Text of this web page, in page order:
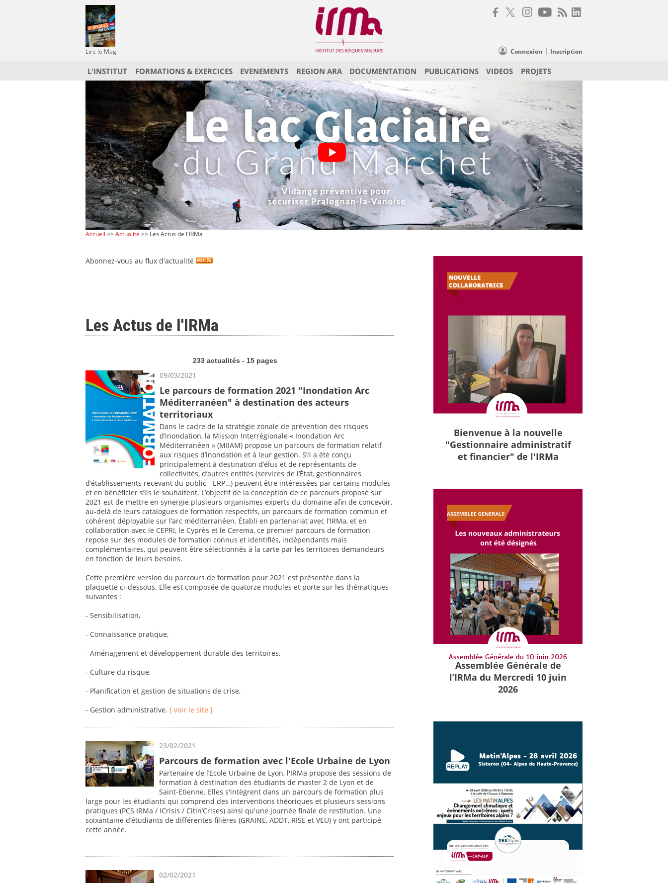
Lire le Mag Connexion | Inscription
L'INSTITUT FORMATIONS & EXERCICES EVENEMENTS REGION ARA DOCUMENTATION PUBLICATIONS VIDEOS PROJETS
Accueil >>Actualité >> Les Actus de l'IRMa
Abonnez-vous au flux d'actualité
Les Actus de l'IRMa
233 actualités - 15 pages
09/03/2021
Le parcours de formation 2021 "Inondation Arc
Méditerranéen" à destination des acteurs
territoriaux
Dans le cadre de la stratégie zonale de prévention des risques
d’inondation, la Mission Interrégionale « Inondation Arc
Méditerranéen » (MIIAM) propose un parcours de formation relatif
aux risques d’inondation et à leur gestion. S’il a été conçu
principalement à destination d’élus et de représentants de
collectivités, d’autres entités (services de l’État, gestionnaires
d’établissements recevant du public - ERP…) peuvent être intéressées par certains modules
et en bénéficier s’ils le souhaitent. L’objectif de la conception de ce parcours proposé sur
2021 est de mettre en synergie plusieurs organismes experts du domaine afin de concevoir,
au-delà de leurs catalogues de formation respectifs, un parcours de formation commun et
cohérent déployable sur l’arc méditerranéen. Établi en partenariat avec l’IRMa, et en
collaboration avec le CEPRI, le Cyprès et le Cerema, ce premier parcours de formation
repose sur des modules de formation connus et identifiés, indépendants mais
complémentaires, qui peuvent être sélectionnés à la carte par les territoires demandeurs
en fonction de leurs besoins.
Cette première version du parcours de formation pour 2021 est présentée dans la
plaquette ci-dessous. Elle est composée de quatorze modules et porte sur les thématiques
suivantes :
- Sensibilisation,
- Connaissance pratique,
- Aménagement et développement durable des territoires,
- Culture du risque,
- Planification et gestion de situations de crise,
- Gestion administrative. [ voir le site ]
23/02/2021
Parcours de formation avec l'Ecole Urbaine de Lyon
Partenaire de l’Ecole Urbaine de Lyon, l'IRMa propose des sessions de
formation à destination des étudiants de master 2 de Lyon et de
Saint-Etienne. Elles s'intègrent dans un parcours de formation plus
large pour les étudiants qui comprend des interventions théoriques et plusieurs sessions
pratiques (PCS IRMa / ICrisis / Citin’Crises) ainsi qu'une journée finale de restitution. Une
soixantaine d’étudiants de différentes filières (GRAINE, ADDT, RISE et VEU) y ont participé
cette année.
02/02/2021
Bienvenue à la nouvelle
"Gestionnaire administratif
et financier" de l'IRMa
Assemblée Générale de
l’IRMa du Mercredi 10 juin
2026